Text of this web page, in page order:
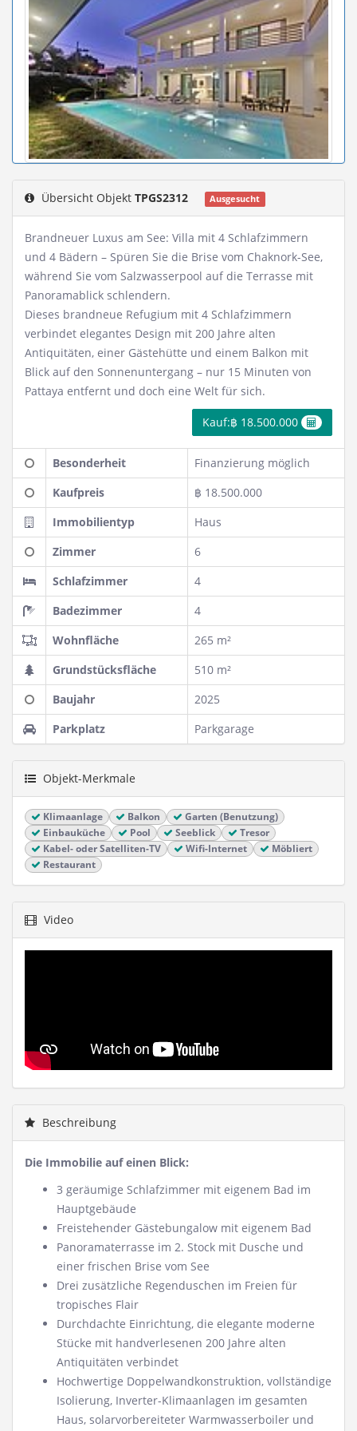
Übersicht Objekt TPGS2312 Ausgesucht
Brandneuer Luxus am See: Villa mit 4 Schlafzimmern
und 4 Bädern – Spüren Sie die Brise vom Chaknork-See,
während Sie vom Salzwasserpool auf die Terrasse mit
Panoramablick schlendern.
Dieses brandneue Refugium mit 4 Schlafzimmern
verbindet elegantes Design mit 200 Jahre alten
Antiquitäten, einer Gästehütte und einem Balkon mit
Blick auf den Sonnenuntergang – nur 15 Minuten von
Pattaya entfernt und doch eine Welt für sich.
Kauf:฿ 18.500.000
Besonderheit
Finanzierung möglich
Kaufpreis
฿ 18.500.000
Immobilientyp
Haus
Zimmer
6
Schlafzimmer
4
Badezimmer
4
Wohnfläche
265 m²
Grundstücksfläche
510 m²
Baujahr
2025
Parkplatz
Parkgarage
Objekt-Merkmale
Klimaanlage Balkon
Garten (Benutzung)
Einbauküche
Pool Seeblick
Tresor
Kabel- oder Satelliten-TV
Wifi-Internet
Möbliert
Restaurant
Video
Beschreibung
Die Immobilie auf einen Blick:
3 geräumige Schlafzimmer mit eigenem Bad im
Hauptgebäude
Freistehender Gästebungalow mit eigenem Bad
Panoramaterrasse im 2. Stock mit Dusche und
einer frischen Brise vom See
Drei zusätzliche Regenduschen im Freien für
tropisches Flair
Durchdachte Einrichtung, die elegante moderne
Stücke mit handverlesenen 200 Jahre alten
Antiquitäten verbindet
Hochwertige Doppelwandkonstruktion, vollständige
Isolierung, Inverter-Klimaanlagen im gesamten
Haus, solarvorbereiteter Warmwasserboiler und